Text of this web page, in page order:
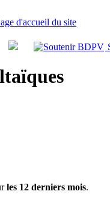
les 12 derniers mois.